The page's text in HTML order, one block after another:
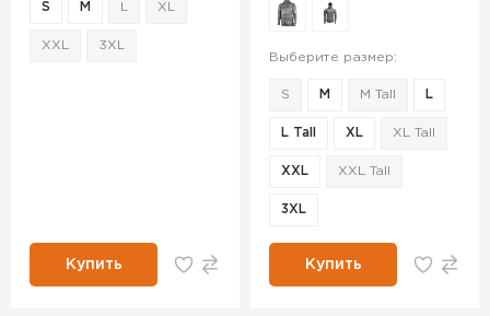
S M XL
XXL 3XL
Купить
Выберите размер:
S M M Tall L
L Tall XL XL Tall
XXL XXL Tall
3XL
Купить